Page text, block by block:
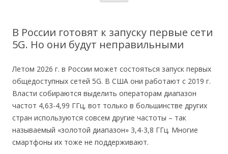
В России готовят к запуску первые сети
5G. Но они будут неправильными
Летом 2026 г. в России может состояться запуск первых
общедоступных сетей 5G. В США они работают с 2019 г.
Власти собираются выделить операторам диапазон
частот 4,63-4,99 ГГц, вот только в большинстве других
стран используются совсем другие частоты – так
называемый «золотой диапазон» 3,4-3,8 ГГц. Многие
смартфоны их тоже не поддерживают.